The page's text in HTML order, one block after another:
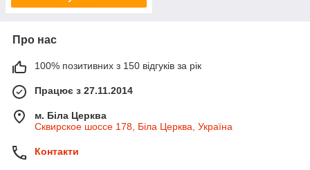
Про нас
100% позитивних з 150 відгуків за рік
Працює з 27.11.2014
м. Біла Церква
Сквирское шоссе 178, Біла Церква, Україна
Контакти